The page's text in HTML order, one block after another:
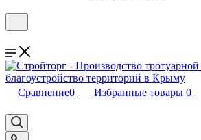
Сравнение0 Избранные товары 0